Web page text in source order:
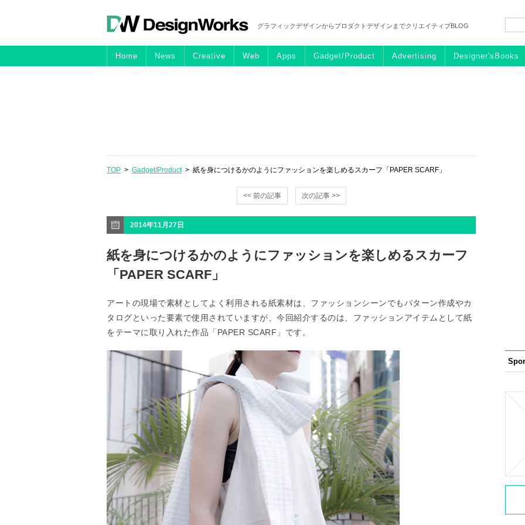
グラフィックデザインからプロダクトデザインまでクリエイティブBLOG
Home News Creative Web Apps Gadget/Product Advertising Designer'sBooks
TOP > Gadget/Product> 紙を身につけるかのようにファッションを楽しめるスカーフ「PAPER SCARF」
<< 前の記事 次の記事 >>
2014年11月27日
紙を身につけるかのようにファッションを楽しめるスカーフ
「PAPER SCARF」
アートの現場で素材としてよく利用される紙素材は、ファッションシーンでもパターン作成やカ
タログといった要素で使用されていますが、今回紹介するのは、ファッションアイテムとして紙
をテーマに取り入れた作品「PAPER SCARF」です。